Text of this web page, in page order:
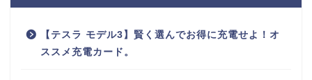
【テスラ モデル3】賢く選んでお得に充電せよ！オ
ススメ充電カード。